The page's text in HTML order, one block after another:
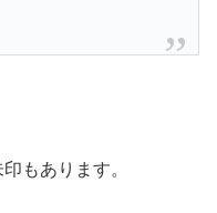
もあります。